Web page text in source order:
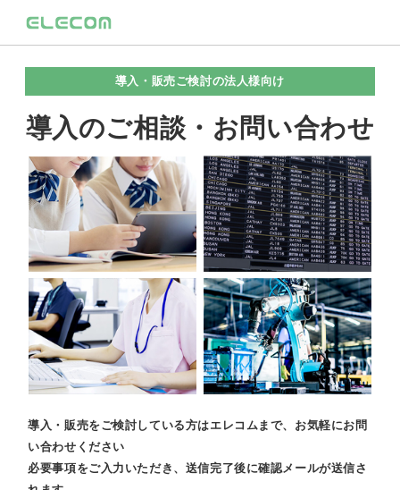
導入・販売ご検討の法人様向け
導入のご相談・お問い合わせ
導入・販売をご検討している方はエレコムまで、お気軽にお問
い合わせください
必要事項をご入力いただき、送信完了後に確認メールが送信さ